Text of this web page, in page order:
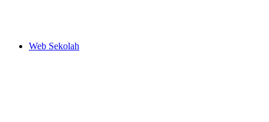
Web Sekolah